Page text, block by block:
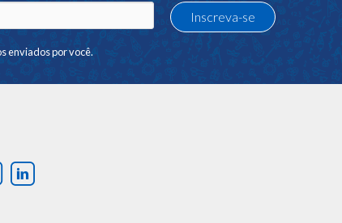
enviados por você.